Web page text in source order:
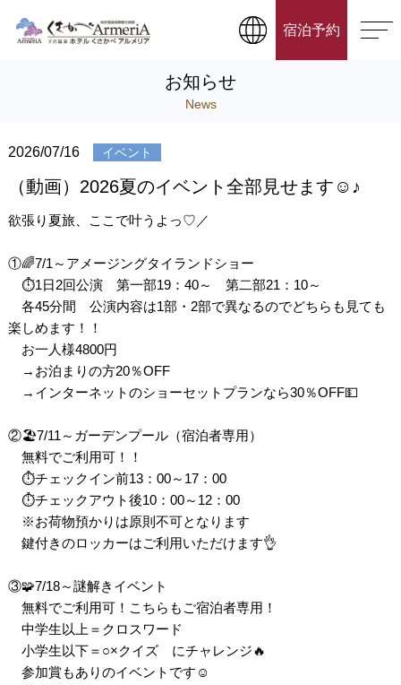
宿泊予約
お知らせ
News
2026/07/16 イベント
（動画）2026夏のイベント全部見せます☺♪
欲張り夏旅、ここで叶うよっ♡／
①🌈7/1～アメージングタイランドショー
⏱1日2回公演 第一部19：40～ 第二部21：10～
各45分間 公演内容は1部・2部で異なるのでどちらも見ても
楽しめます！！
お一人様4800円
→お泊まりの方20％OFF
→インターネットのショーセットプランなら30％OFF💵
②🏖️7/11～ガーデンプール（宿泊者専用）
無料でご利用可！！
⏱チェックイン前13：00～17：00
⏱チェックアウト後10：00～12：00
※お荷物預かりは原則不可となります
鍵付きのロッカーはご利用いただけます👌
③🧩7/18～謎解きイベント
無料でご利用可！こちらもご宿泊者専用！
中学生以上＝クロスワード
小学生以下＝○×クイズ にチャレンジ🔥
参加賞もありのイベントです☺️